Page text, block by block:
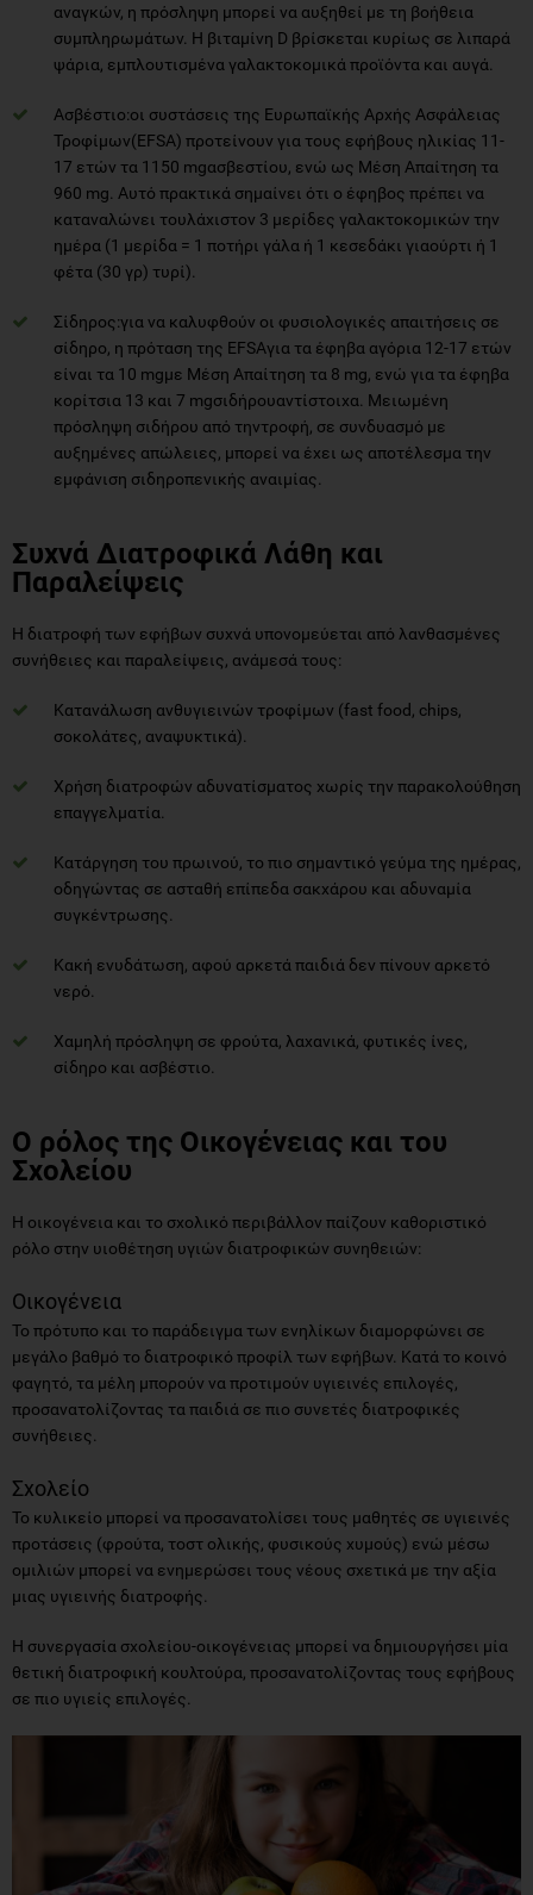
αναγκών, η πρόσληψη μπορεί να αυξηθεί με τη βοήθεια
συμπληρωμάτων. Η βιταμίνη D βρίσκεται κυρίως σε λιπαρά
ψάρια, εμπλουτισμένα γαλακτοκομικά προϊόντα και αυγά.
Ασβέστιο:οι συστάσεις της Ευρωπαϊκής Αρχής Ασφάλειας
Τροφίμων(EFSA) προτείνουν για τους εφήβους ηλικίας 11-
17 ετών τα 1150 mgασβεστίου, ενώ ως Μέση Απαίτηση τα
960 mg. Αυτό πρακτικά σημαίνει ότι ο έφηβος πρέπει να
καταναλώνει τουλάχιστον 3 μερίδες γαλακτοκομικών την
ημέρα (1 μερίδα = 1 ποτήρι γάλα ή 1 κεσεδάκι γιαούρτι ή 1
φέτα (30 γρ) τυρί).
Σίδηρος:για να καλυφθούν οι φυσιολογικές απαιτήσεις σε
σίδηρο, η πρόταση της EFSAγια τα έφηβα αγόρια 12-17 ετών
είναι τα 10 mgμε Μέση Απαίτηση τα 8 mg, ενώ για τα έφηβα
κορίτσια 13 και 7 mgσιδήρουαντίστοιχα. Μειωμένη
πρόσληψη σιδήρου από τηντροφή, σε συνδυασμό με
αυξημένες απώλειες, μπορεί να έχει ως αποτέλεσμα την
εμφάνιση σιδηροπενικής αναιμίας.
Συχνά Διατροφικά Λάθη και
Παραλείψεις
Η διατροφή των εφήβων συχνά υπονομεύεται από λανθασμένες
συνήθειες και παραλείψεις, ανάμεσά τους:
Κατανάλωση ανθυγιεινών τροφίμων (fast food, chips,
σοκολάτες, αναψυκτικά).
Χρήση διατροφών αδυνατίσματος χωρίς την παρακολούθηση
επαγγελματία.
Κατάργηση του πρωινού, το πιο σημαντικό γεύμα της ημέρας,
οδηγώντας σε ασταθή επίπεδα σακχάρου και αδυναμία
συγκέντρωσης.
Κακή ενυδάτωση, αφού αρκετά παιδιά δεν πίνουν αρκετό
νερό.
Χαμηλή πρόσληψη σε φρούτα, λαχανικά, φυτικές ίνες,
σίδηρο και ασβέστιο.
Ο ρόλος της Οικογένειας και του
Σχολείου
Η οικογένεια και το σχολικό περιβάλλον παίζουν καθοριστικό
ρόλο στην υιοθέτηση υγιών διατροφικών συνηθειών:
Οικογένεια
Το πρότυπο και το παράδειγμα των ενηλίκων διαμορφώνει σε
μεγάλο βαθμό το διατροφικό προφίλ των εφήβων. Κατά το κοινό
φαγητό, τα μέλη μπορούν να προτιμούν υγιεινές επιλογές,
προσανατολίζοντας τα παιδιά σε πιο συνετές διατροφικές
συνήθειες.
Σχολείο
Το κυλικείο μπορεί να προσανατολίσει τους μαθητές σε υγιεινές
προτάσεις (φρούτα, τοστ ολικής, φυσικούς χυμούς) ενώ μέσω
ομιλιών μπορεί να ενημερώσει τους νέους σχετικά με την αξία
μιας υγιεινής διατροφής.
Η συνεργασία σχολείου-οικογένειας μπορεί να δημιουργήσει μία
θετική διατροφική κουλτούρα, προσανατολίζοντας τους εφήβους
σε πιο υγιείς επιλογές.